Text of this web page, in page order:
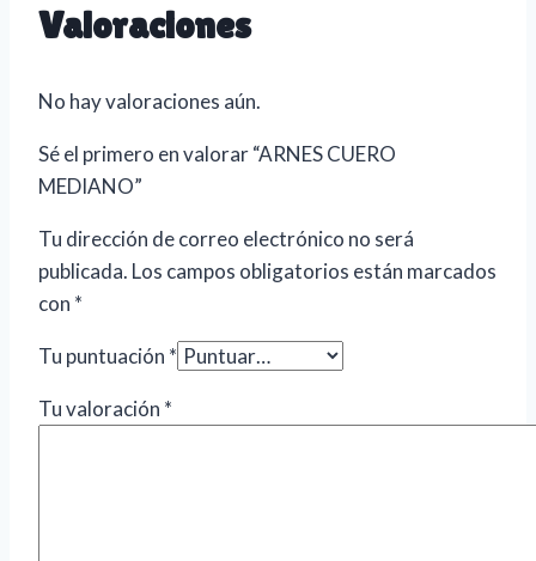
Valoraciones
No hay valoraciones aún.
Sé el primero en valorar “ARNES CUERO
MEDIANO”
Tu dirección de correo electrónico no será
publicada. Los campos obligatorios están marcados
con *
Tu puntuación *
Tu valoración *